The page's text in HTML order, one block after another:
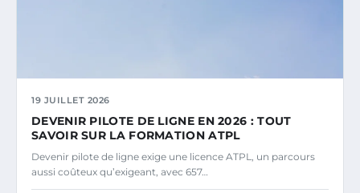
19 JUILLET 2026
DEVENIR PILOTE DE LIGNE EN 2026 : TOUT
SAVOIR SUR LA FORMATION ATPL
Devenir pilote de ligne exige une licence ATPL, un parcours
aussi coûteux qu’exigeant, avec 657…